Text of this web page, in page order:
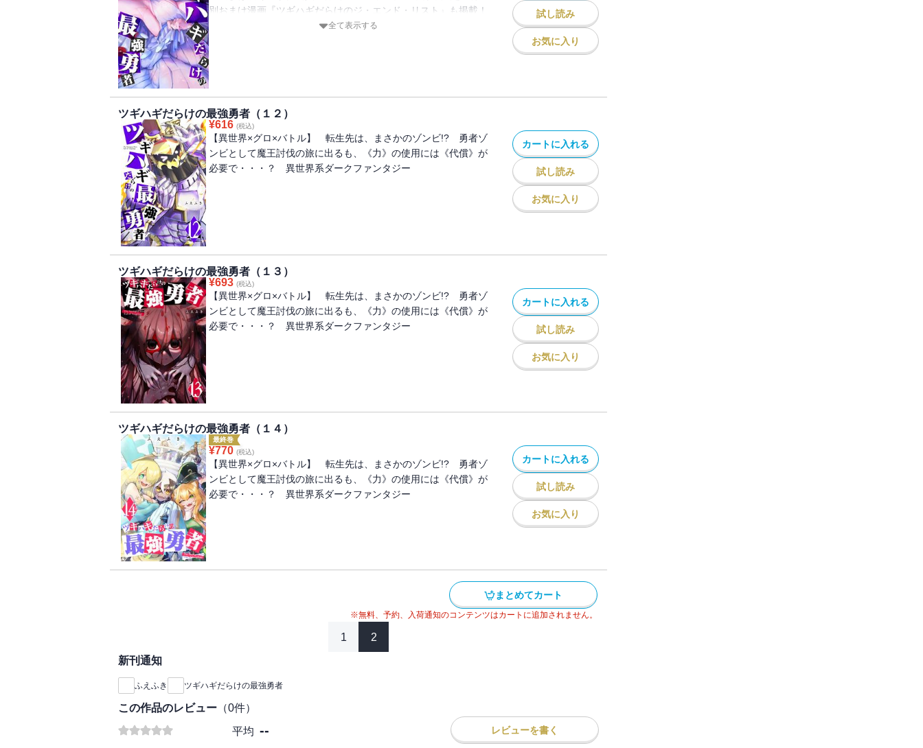
別おまけ漫画『ツギハギだらけのジ・エンド・リスト』も掲載！
バットエンドなリエをお楽しみあれ...。（初出：GANMA!99～
全て表示する
試し読み
お気に入り
ツギハギだらけの最強勇者（１２）
¥616 (税込)
【異世界×グロ×バトル】 転生先は、まさかのゾンビ!? 勇者ゾ
ンビとして魔王討伐の旅に出るも、《力》の使用には《代償》が
必要で・・・？ 異世界系ダークファンタジー
カートに入れる
試し読み
お気に入り
ツギハギだらけの最強勇者（１３）
¥693 (税込)
【異世界×グロ×バトル】 転生先は、まさかのゾンビ!? 勇者ゾ
ンビとして魔王討伐の旅に出るも、《力》の使用には《代償》が
必要で・・・？ 異世界系ダークファンタジー
カートに入れる
試し読み
お気に入り
ツギハギだらけの最強勇者（１４）
最終巻
¥770 (税込)
【異世界×グロ×バトル】 転生先は、まさかのゾンビ!? 勇者ゾ
ンビとして魔王討伐の旅に出るも、《力》の使用には《代償》が
必要で・・・？ 異世界系ダークファンタジー
カートに入れる
試し読み
お気に入り
まとめてカート
※無料、予約、入荷通知のコンテンツはカートに追加されません。
1 2
新刊通知
ふえふき ツギハギだらけの最強勇者
この作品のレビュー （0件）
平均 -- レビューを書く